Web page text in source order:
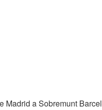
a Sobremunt